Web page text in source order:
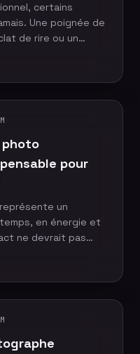
certains
Une poignée de
de rire ou un
Un
sait
afin de raconter
photo
reportage
photo
pour
un
en énergie et
ne devrait pas
dispose
alimentent
renforcent sa
de marque.